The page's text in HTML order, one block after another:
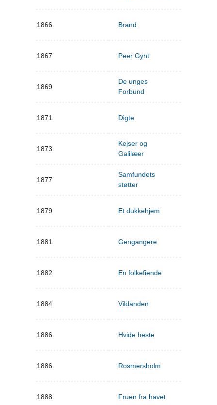
1866 Brand
1867 Peer Gynt
1869
De unges
Forbund
1871 Digte
1873
Kejser og
Galilæer
1877
Samfundets
støtter
1879 Et dukkehjem
1881 Gengangere
1882 En folkefiende
1884 Vildanden
1886 Hvide heste
1886 Rosmersholm
1888 Fruen fra havet